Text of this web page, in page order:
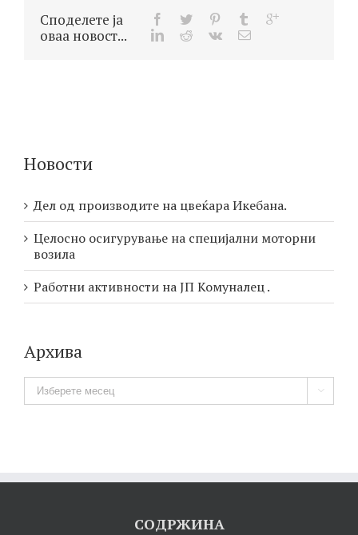
Споделете ја
оваа новост...
Новости
Дел од производите на цвеќара Икебана.
Целосно осигурување на специјални моторни
возила
Работни активности на ЈП Комуналец .
Архива

СОДРЖИНА